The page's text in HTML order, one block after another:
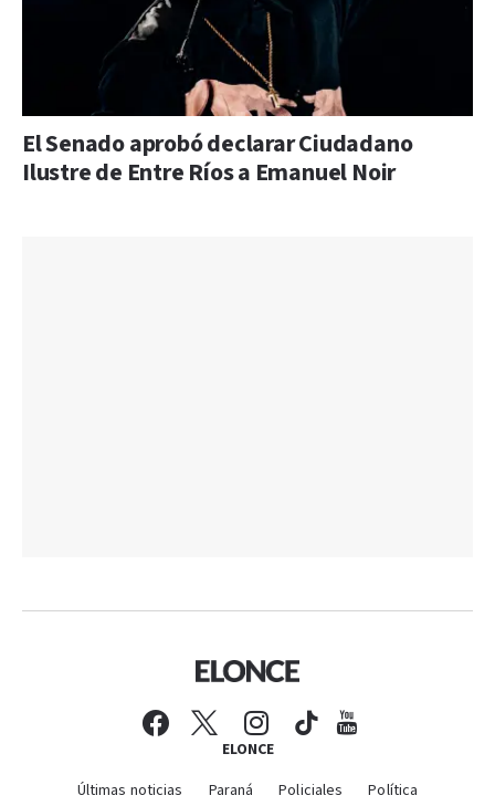
El Senado aprobó declarar Ciudadano
Ilustre de Entre Ríos a Emanuel Noir
ELONCE
Últimas noticias Paraná Policiales Política